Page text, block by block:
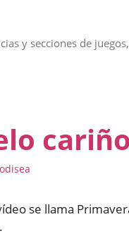
y secciones de
se llama